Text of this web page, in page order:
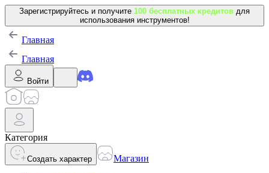
Зарегистрируйтесь и получите 100 бесплатных кредитов для
использования инструментов!
Главная
Главная
Войти
Категория
Создать характер
Магазин